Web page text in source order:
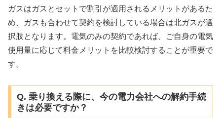
ガスはガスとセットで割引が適用されるメリットがあるた
め、ガスも合わせて契約を検討している場合は北ガスが選
択肢となります。電気のみの契約であれば、ご自身の電気
使用量に応じて料金メリットを比較検討することが重要で
す。
Q. 乗り換える際に、今の電力会社への解約手続
きは必要ですか？